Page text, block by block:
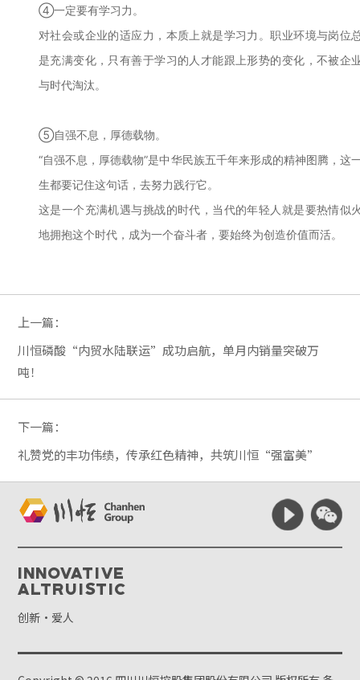
④一定要有学习力。
对社会或企业的适应力，本质上就是学习力。职业环境与岗位
是充满变化，只有善于学习的人才能跟上形势的变化，不被企
与时代淘汰。
⑤自强不息，厚德载物。
“自强不息，厚德载物”是中华民族五千年来形成的精神图腾，这
生都要记住这句话，去努力践行它。
这是一个充满机遇与挑战的时代，当代的年轻人就是要热情似
地拥抱这个时代，成为一个奋斗者，要始终为创造价值而活。
上一篇：
川恒磷酸“内贸水陆联运”成功启航，单月内销量突破万
吨！
下一篇：
礼赞党的丰功伟绩，传承红色精神，共筑川恒“强富美”
Innovative
Altruistic
创新·爱人